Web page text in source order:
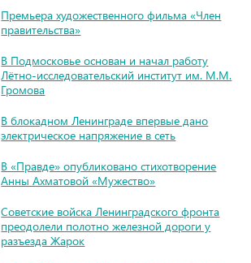
Премьера художественного фильма «Член
правительства»
В Подмосковье основан и начал работу
Лётно-исследовательский институт им. М.М.
Громова
В блокадном Ленинграде впервые дано
электрическое напряжение в сеть
В «Правде» опубликовано стихотворение
Анны Ахматовой «Мужество»
Советские войска Ленинградского фронта
преодолели полотно железной дороги у
разъезда Жарок